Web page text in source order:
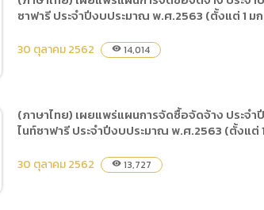
(ภาษาไทย) การเปิดเผยข้อมูลสาธารณ
(ภาษาไทย) นโยบายขององค์การ
ซาฟารี ประจำปีงบประมาณ พ.ศ.2563 (ตั้งแต่ 1 ม
30 ตุลาคม 2562 visibility 14,014
(ภาษาไทย) เผยแพร่แผนการจัดซื้อจัดจ้าง ประจ
ไนท์ซาฟารี ประจำปีงบประมาณ พ.ศ.2563 (ตั้งแต่
30 ตุลาคม 2562 visibility 13,727